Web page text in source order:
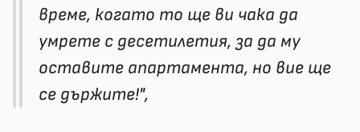
време, когато то ще ви чака да
умрете с десетилетия, за да му
оставите апартамента, но вие ще
се държите!",